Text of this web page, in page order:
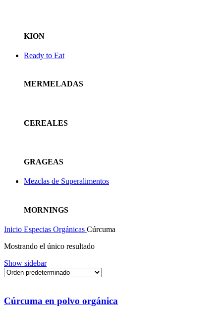
KION
Ready to Eat
MERMELADAS
CEREALES
GRAGEAS
Mezclas de Superalimentos
MORNINGS
Inicio Especias Orgánicas Cúrcuma
Mostrando el único resultado
Show sidebar
Cúrcuma en polvo orgánica